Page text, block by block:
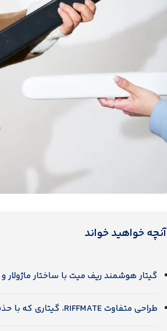
آنچه خواهید خواند
گیتار هوشمند ریف میت با ساختار
طراحی متفاوت RIFFMATE، گیتاری که با حذف کردن ساخته شده است